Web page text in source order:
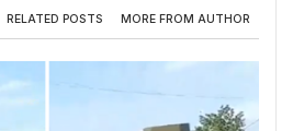
RELATED POSTS MORE FROM AUTHOR